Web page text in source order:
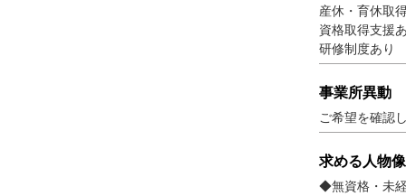
産休・育休取
資格取得支援
研修制度あり
事業所異動
ご希望を確認
求める人物像
◆無資格・未